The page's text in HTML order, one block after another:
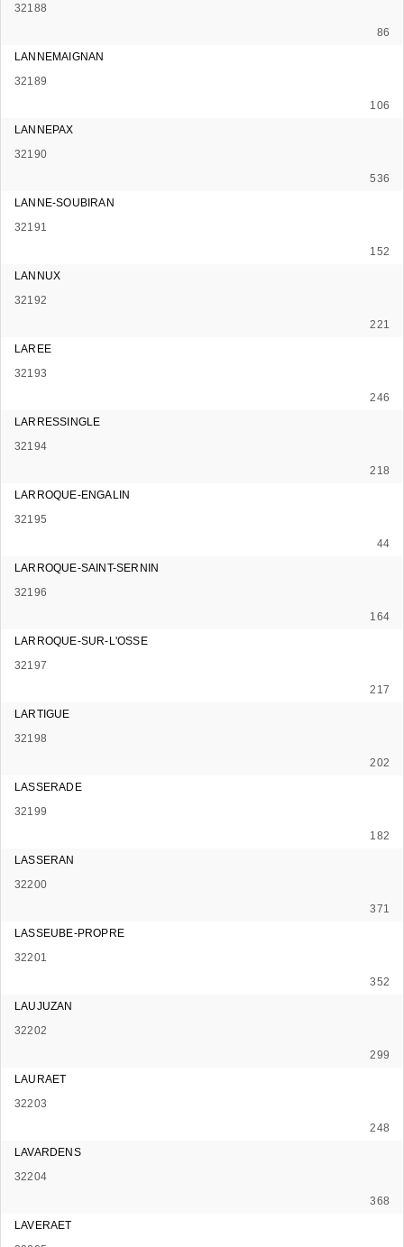
32188
86
LANNEMAIGNAN
32189
106
LANNEPAX
32190
536
LANNE-SOUBIRAN
32191
152
LANNUX
32192
221
LAREE
32193
246
LARRESSINGLE
32194
218
LARROQUE-ENGALIN
32195
44
LARROQUE-SAINT-SERNIN
32196
164
LARROQUE-SUR-L'OSSE
32197
217
LARTIGUE
32198
202
LASSERADE
32199
182
LASSERAN
32200
371
LASSEUBE-PROPRE
32201
352
LAUJUZAN
32202
299
LAURAET
32203
248
LAVARDENS
32204
368
LAVERAET